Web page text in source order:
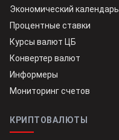
Экономический календарь
Процентные ставки
Курсы валют ЦБ
Конвертер валют
Информеры
Мониторинг счетов
КРИПТОВАЛЮТЫ